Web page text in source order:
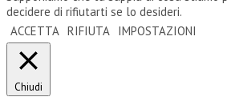
decidere di rifiutarti se lo desideri.
ACCETTA RIFIUTA IMPOSTAZIONI
Chiudi